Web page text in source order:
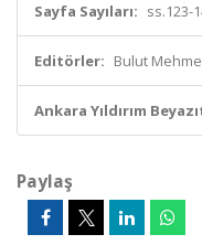
Sayfa Sayıları: ss.123-
Editörler: Bulut
Ankara Yıldırım
Paylaş